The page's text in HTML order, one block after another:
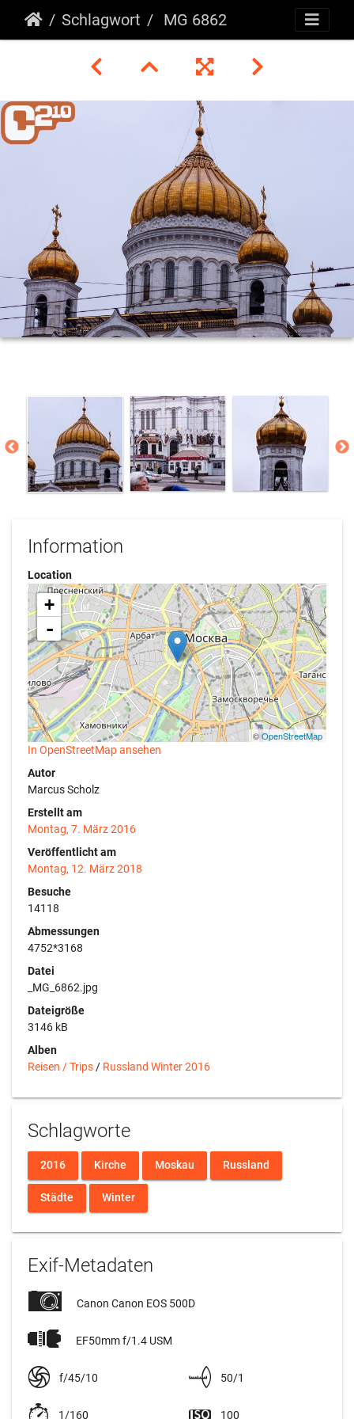
Schlagwort MG 6862
Information
Location
+
-
©OpenStreetMap
In OpenStreetMap ansehen
Autor
Marcus Scholz
Erstellt am
Montag, 7. März 2016
Veröffentlicht am
Montag, 12. März 2018
Besuche
14118
Abmessungen
4752*3168
Datei
_MG_6862.jpg
Dateigröße
3146 kB
Alben
Reisen / Trips / Russland Winter 2016
Schlagworte
2016 Kirche Moskau Russland
Städte Winter
Exif-Metadaten
Canon Canon EOS 500D
EF50mm f/1.4 USM
f/45/10 50/1
1/160 100